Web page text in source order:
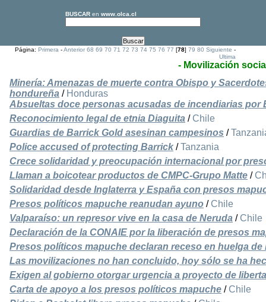
BUSCAR en www.olca.cl
Página:Primera -Anterior 68 69 70 71 72 73 74 75 76 77 [78]79 80 Siguiente -
Ultima
- Movilización
Minería: Amenazas de muerte contra Obispo y
hondureña / Honduras
Absueltas doce personas acusadas de incendiarias por
Reconocimiento legal de etnia Diaguita / Chile
Guardias de Barrick Gold asesinan campesinos /
Police accused of protecting Barrick /Tanzania
Crece solidaridad y preocupación internacional por
Llaman a boicotear productos de CMPC-Grupo Matte /
Solidaridad desde Inglaterra y España con presos
Presos políticos mapuche reanudan ayuno / Chile
Valparaíso: un represor vive en la casa de Neruda / Chile
Declaración de la CONAIE por la liberación de presos
Presos políticos mapuche declaran receso en huelga de
Las movilizaciones no han concluido, hoy sólo se ha
Exigen al gobierno otorgar urgencia a proyecto de
Carta de apoyo a los presos políticos mapuche / Chile